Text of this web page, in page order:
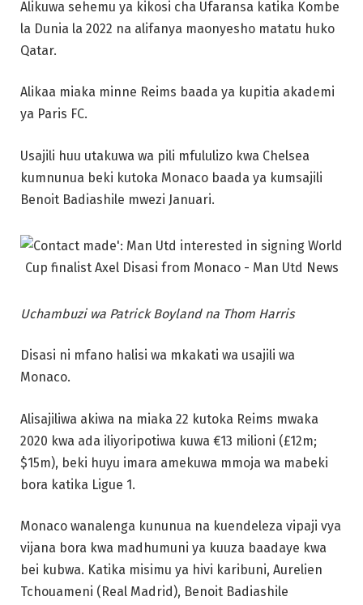
Alikuwa sehemu ya kikosi cha Ufaransa katika Kombe
la Dunia la 2022 na alifanya maonyesho matatu huko
Qatar.
Alikaa miaka minne Reims baada ya kupitia akademi
ya Paris FC.
Usajili huu utakuwa wa pili mfululizo kwa Chelsea
kumnunua beki kutoka Monaco baada ya kumsajili
Benoit Badiashile mwezi Januari.
Uchambuzi wa Patrick Boyland na Thom Harris
Disasi ni mfano halisi wa mkakati wa usajili wa
Monaco.
Alisajiliwa akiwa na miaka 22 kutoka Reims mwaka
2020 kwa ada iliyoripotiwa kuwa €13 milioni (£12m;
$15m), beki huyu imara amekuwa mmoja wa mabeki
bora katika Ligue 1.
Monaco wanalenga kununua na kuendeleza vipaji vya
vijana bora kwa madhumuni ya kuuza baadaye kwa
bei kubwa. Katika misimu ya hivi karibuni, Aurelien
Tchouameni (Real Madrid), Benoit Badiashile